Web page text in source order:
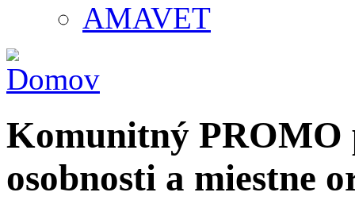
AMAVET
Komunitný
osobnosti a miestne